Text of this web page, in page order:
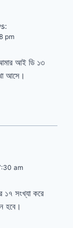
pm
আই ডি ১৩
আসে।
am
১৭ সংখ্যা করে
হবে।